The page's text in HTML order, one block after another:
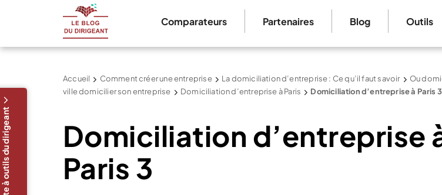
Comparateurs Partenaires Blog Outils
Accueil Comment créer une entreprise La domiciliation d’entreprise : Ce qu’il faut savoir Ou
ville domicilier son entreprise
Domiciliation d’entreprise à Paris Domiciliation d’entreprise à Paris
Domiciliation d’entreprise
Paris 3
La boîte à outils du dirigeant